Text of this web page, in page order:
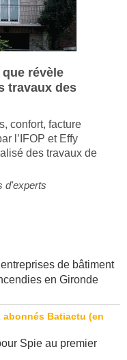
révèle
travaux des
confort, facture
l’IFOP et Effy
des travaux de
de bâtiment
Spie au premier